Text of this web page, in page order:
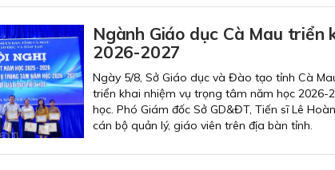
Ngành Giáo dục Cà Mau
2026-2027
Ngày 5/8, Sở Giáo dục và Đào tạo tỉnh Cà
triển khai nhiệm vụ trọng tâm năm học
học. Phó Giám đốc Sở GD&ĐT, Tiến sĩ Lê
cán bộ quản lý, giáo viên trên địa bàn tỉnh.